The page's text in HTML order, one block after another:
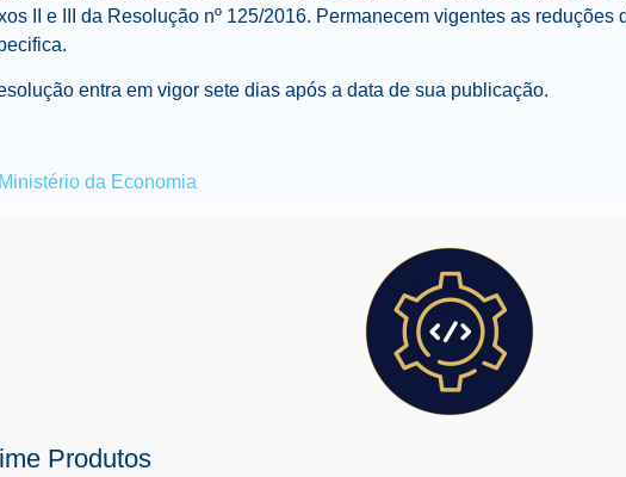
II e III da Resolução nº 125/2016. Permanecem vigentes as reduções
entra em vigor sete dias após a data de sua publicação.
Ministério da Economia
Produtos